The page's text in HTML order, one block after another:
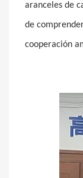
aranceles de
de
cooperación